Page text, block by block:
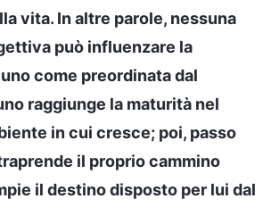
vita. In altre parole, nessuna
può influenzare la
come preordinata dal
raggiunge la maturità nel
in cui cresce; poi, passo
il proprio cammino
il destino disposto per lui dal